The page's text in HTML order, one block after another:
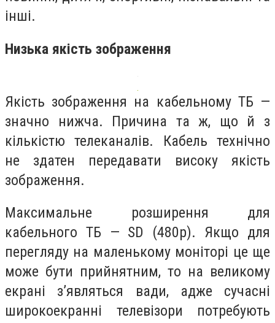
інші.
Низька якість зображення
Якість зображення на кабельному ТБ —
значно нижча. Причина та ж, що й з
кількістю телеканалів. Кабель технічно
не здатен передавати високу якість
зображення.
Максимальне розширення для
кабельного ТБ — SD (480p). Якщо для
перегляду на маленькому моніторі це ще
може бути прийнятним, то на великому
екрані з’являться вади, адже сучасні
широкоекранні телевізори потребують